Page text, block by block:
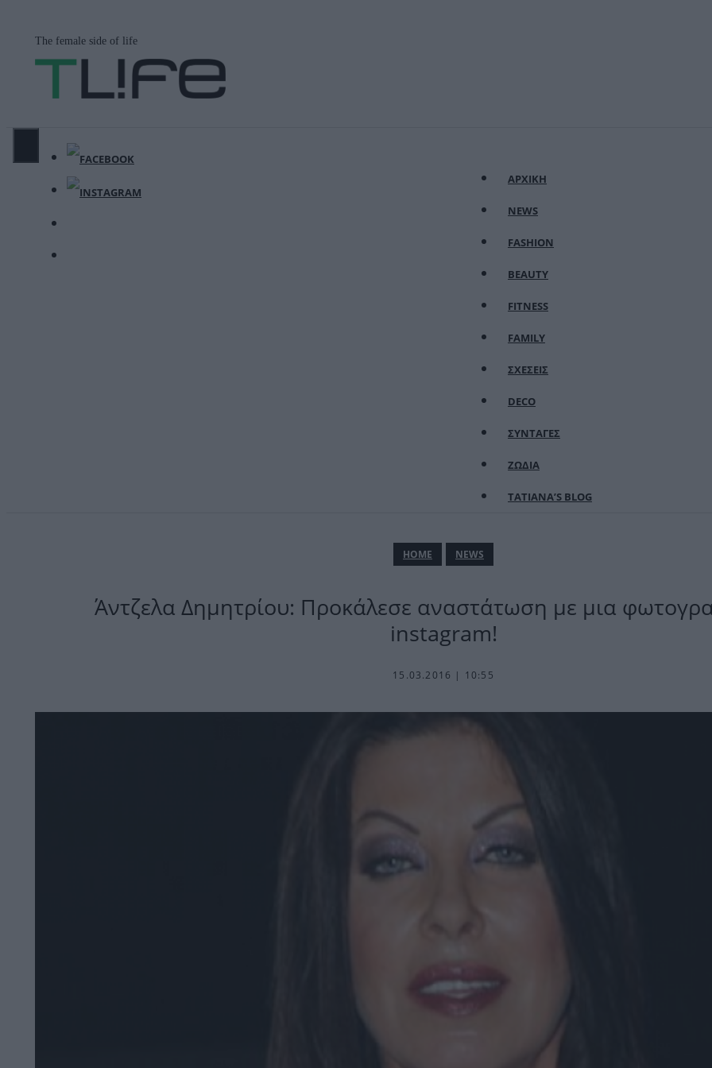
περιεχόμενο
The female side of life
ΑΡΧΙΚΗ
NEWS
FASHION
BEAUTY
FITNESS
FAMILY
ΣΧΕΣΕΙΣ
DECO
ΣΥΝΤΑΓΕΣ
ΖΩΔΙΑ
TATIANA’S BLOG
ΗΟΜΕ NEWS
Άντζελα Δημητρίου: Προκάλεσε αναστάτωση με μια
instagram!
15.03.2016 | 10:55